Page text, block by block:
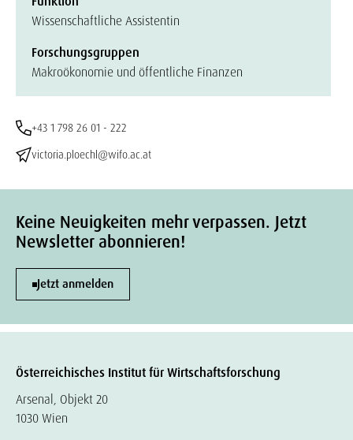
Wissenschaftliche Assistentin
Forschungsgruppen
Makroökonomie und öffentliche Finanzen
+43 1 798 26 01 - 222
victoria.ploechl@wifo.ac.at
Keine Neuigkeiten mehr verpassen. Jetzt
Newsletter abonnieren!
Jetzt anmelden
Österreichisches Institut für Wirtschaftsforschung
Arsenal, Objekt 20
1030 Wien